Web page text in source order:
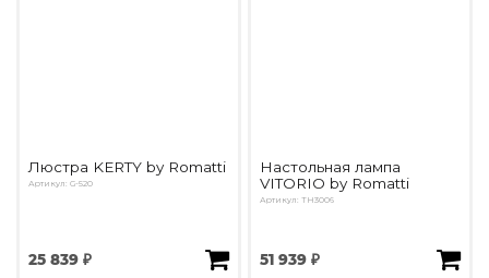
Люстра KERTY by Romatti
Артикул: G-520
25 839 ₽
Настольная лампа
VITORIO by Romatti
Артикул: ТН3006
51 939 ₽